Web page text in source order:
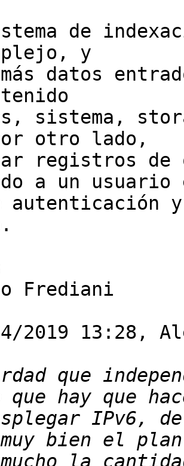
de
y
datos
sistema,
otro lado,
registros
a un
autenticación y
Frediani
2019 13:28,
que
bien el